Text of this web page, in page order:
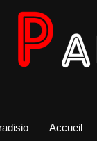
Accueil